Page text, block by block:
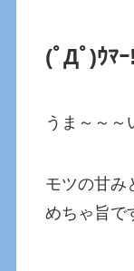
(ﾟДﾟ)ｳﾏ
うま～～～
モツの甘み
めちゃ旨で